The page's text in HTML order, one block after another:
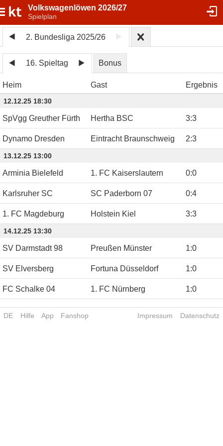
Volkswagenlöwen 2026/27
Spielplan
2. Bundesliga 2025/26
16. Spieltag Bonus
Heim Gast Ergebnis
12.12.25 18:30
SpVgg Greuther Fürth Hertha BSC 3:3
Dynamo Dresden Eintracht Braunschweig 2:3
13.12.25 13:00
Arminia Bielefeld 1. FC Kaiserslautern 0:0
Karlsruher SC SC Paderborn 07 0:4
1. FC Magdeburg Holstein Kiel 3:3
14.12.25 13:30
SV Darmstadt 98 Preußen Münster 1:0
SV Elversberg Fortuna Düsseldorf 1:0
FC Schalke 04 1. FC Nürnberg 1:0
DE Hilfe App Fanshop Impressum Datenschutz